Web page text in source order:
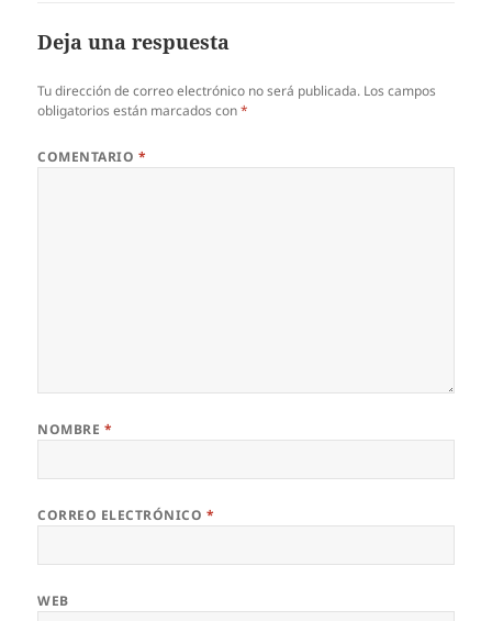
Deja una respuesta
Tu dirección de correo electrónico no será publicada. Los campos
obligatorios están marcados con*
COMENTARIO *
NOMBRE *
CORREO ELECTRÓNICO *
WEB